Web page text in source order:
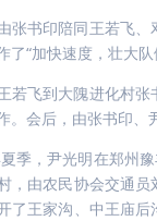
张书印陪同王若飞
了“加快速度，壮大
若飞到大隗进化村
。会后，由张书印、
季，尹光明在郑州
，由农民协会交通
了王家沟、中王庙